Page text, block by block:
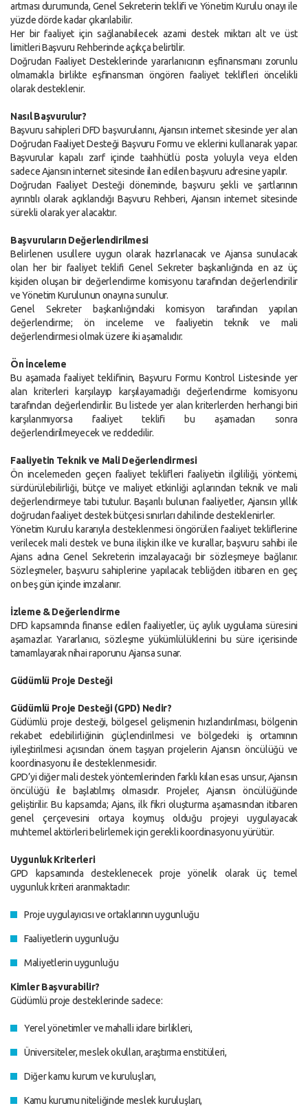
artması durumunda, Genel Sekreterin teklifi ve Yönetim Kurulu onayı ile
yüzde dörde kadar çıkarılabilir.
Her bir faaliyet için sağlanabilecek azami destek miktarı alt ve üst
limitleri Başvuru Rehberinde açıkça belirtilir.
Doğrudan Faaliyet Desteklerinde yararlanıcının eşfinansmanı zorunlu
olmamakla birlikte eşfinansman öngören faaliyet teklifleri öncelikli
olarak desteklenir.
Nasıl Başvurulur?
Başvuru sahipleri DFD başvurularını, Ajansın internet sitesinde yer alan
Doğrudan Faaliyet Desteği Başvuru Formu ve eklerini kullanarak yapar.
Başvurular kapalı zarf içinde taahhütlü posta yoluyla veya elden
sadece Ajansın internet sitesinde ilan edilen başvuru adresine yapılır.
Doğrudan Faaliyet Desteği döneminde, başvuru şekli ve şartlarının
ayrıntılı olarak açıklandığı Başvuru Rehberi, Ajansın internet sitesinde
sürekli olarak yer alacaktır.
Başvuruların Değerlendirilmesi
Belirlenen usullere uygun olarak hazırlanacak ve Ajansa sunulacak
olan her bir faaliyet teklifi Genel Sekreter başkanlığında en az üç
kişiden oluşan bir değerlendirme komisyonu tarafından değerlendirilir
ve Yönetim Kurulunun onayına sunulur.
Genel Sekreter başkanlığındaki komisyon tarafından yapılan
değerlendirme; ön inceleme ve faaliyetin teknik ve mali
değerlendirmesi olmak üzere iki aşamalıdır.
Ön İnceleme
Bu aşamada faaliyet teklifinin, Başvuru Formu Kontrol Listesinde yer
alan kriterleri karşılayıp karşılayamadığı değerlendirme komisyonu
tarafından değerlendirilir. Bu listede yer alan kriterlerden herhangi biri
karşılanmıyorsa faaliyet teklifi bu aşamadan sonra
değerlendirilmeyecek ve reddedilir.
Faaliyetin Teknik ve Mali Değerlendirmesi
Ön incelemeden geçen faaliyet teklifleri faaliyetin ilgililiği, yöntemi,
sürdürülebilirliği, bütçe ve maliyet etkinliği açılarından teknik ve mali
değerlendirmeye tabi tutulur. Başarılı bulunan faaliyetler, Ajansın yıllık
doğrudan faaliyet destek bütçesi sınırları dahilinde desteklenirler.
Yönetim Kurulu kararıyla desteklenmesi öngörülen faaliyet tekliflerine
verilecek mali destek ve buna ilişkin ilke ve kurallar, başvuru sahibi ile
Ajans adına Genel Sekreterin imzalayacağı bir sözleşmeye bağlanır.
Sözleşmeler, başvuru sahiplerine yapılacak tebliğden itibaren en geç
on beş gün içinde imzalanır.
İzleme & Değerlendirme
DFD kapsamında finanse edilen faaliyetler, üç aylık uygulama süresini
aşamazlar. Yararlanıcı, sözleşme yükümlülüklerini bu süre içerisinde
tamamlayarak nihai raporunu Ajansa sunar.
Güdümlü Proje Desteği
Güdümlü Proje Desteği (GPD) Nedir?
Güdümlü proje desteği, bölgesel gelişmenin hızlandırılması, bölgenin
rekabet edebilirliğinin güçlendirilmesi ve bölgedeki iş ortamının
iyileştirilmesi açısından önem taşıyan projelerin Ajansın öncülüğü ve
koordinasyonu ile desteklenmesidir.
GPD’yi diğer mali destek yöntemlerinden farklı kılan esas unsur, Ajansın
öncülüğü ile başlatılmış olmasıdır. Projeler, Ajansın öncülüğünde
geliştirilir. Bu kapsamda; Ajans, ilk fikri oluşturma aşamasından itibaren
genel çerçevesini ortaya koymuş olduğu projeyi uygulayacak
muhtemel aktörleri belirlemek için gerekli koordinasyonu yürütür.
Uygunluk Kriterleri
GPD kapsamında desteklenecek proje yönelik olarak üç temel
uygunluk kriteri aranmaktadır:
Proje uygulayıcısı ve ortaklarının uygunluğu
Faaliyetlerin uygunluğu
Maliyetlerin uygunluğu
Kimler Başvurabilir?
Güdümlü proje desteklerinde sadece:
Yerel yönetimler ve mahalli idare birlikleri,
Üniversiteler, meslek okulları, araştırma enstitüleri,
Diğer kamu kurum ve kuruluşları,
Kamu kurumu niteliğinde meslek kuruluşları,